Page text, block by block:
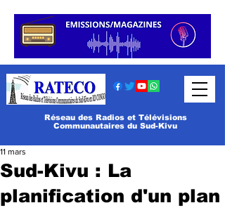
Réseau des Radios et Télévisions
Communautaires du Sud-Kivu
Sud-Kivu : La
planification d'un plan
11 mars